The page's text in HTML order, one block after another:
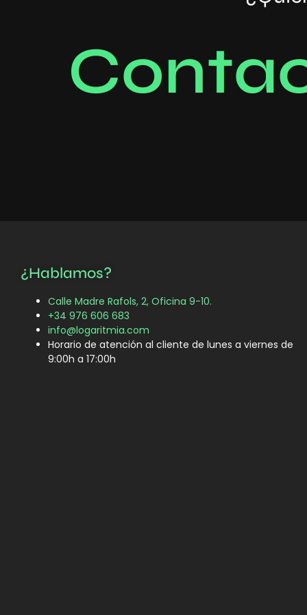
Conta
¿Hablamos?
Calle Madre Rafols, 2, Oficina 9-10.
+34 976 606 683
info@logaritmia.com
Horario de atención al cliente de lunes a viernes de
9:00h a 17:00h